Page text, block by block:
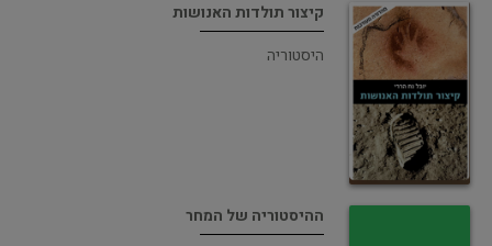
קיצור תולדות האנושות
היסטוריה
ההיסטוריה של המחר